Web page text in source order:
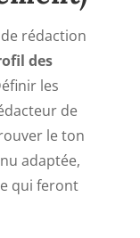
rédaction
des
les
de
le ton
adaptée,
qui feront